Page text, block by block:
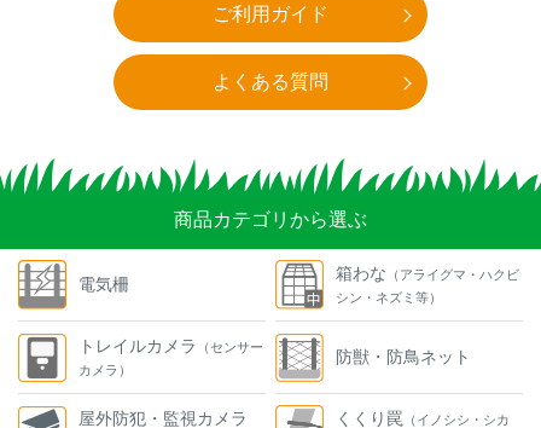
ご利用ガイド
よくある質問
商品カテゴリから選ぶ
電気柵
トレイルカメラ
（センサー
カメラ）
屋外防犯・監視カメラ
箱わな （アライグマ・ハクビ
シン・ネズミ等）
防獣・防鳥ネット
くくり罠 （イノシシ・シカ